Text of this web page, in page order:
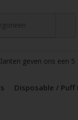
geven ons een 5
Disposable / Puff